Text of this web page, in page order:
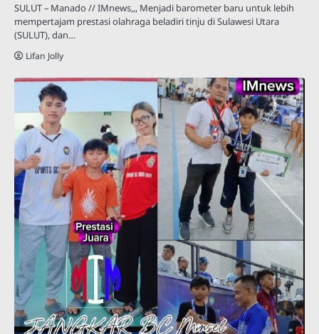
SULUT – Manado // IMnews,,, Menjadi barometer baru untuk lebih
mempertajam prestasi olahraga beladiri tinju di Sulawesi Utara
(SULUT), dan…
Lifan Jolly